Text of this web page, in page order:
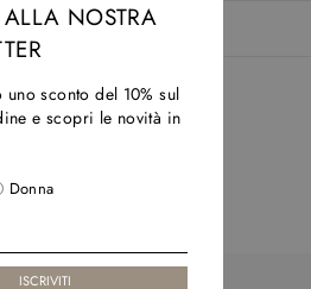
NOSTRA
sconto del 10% sul
e scopri le novità in
Donna
collezione